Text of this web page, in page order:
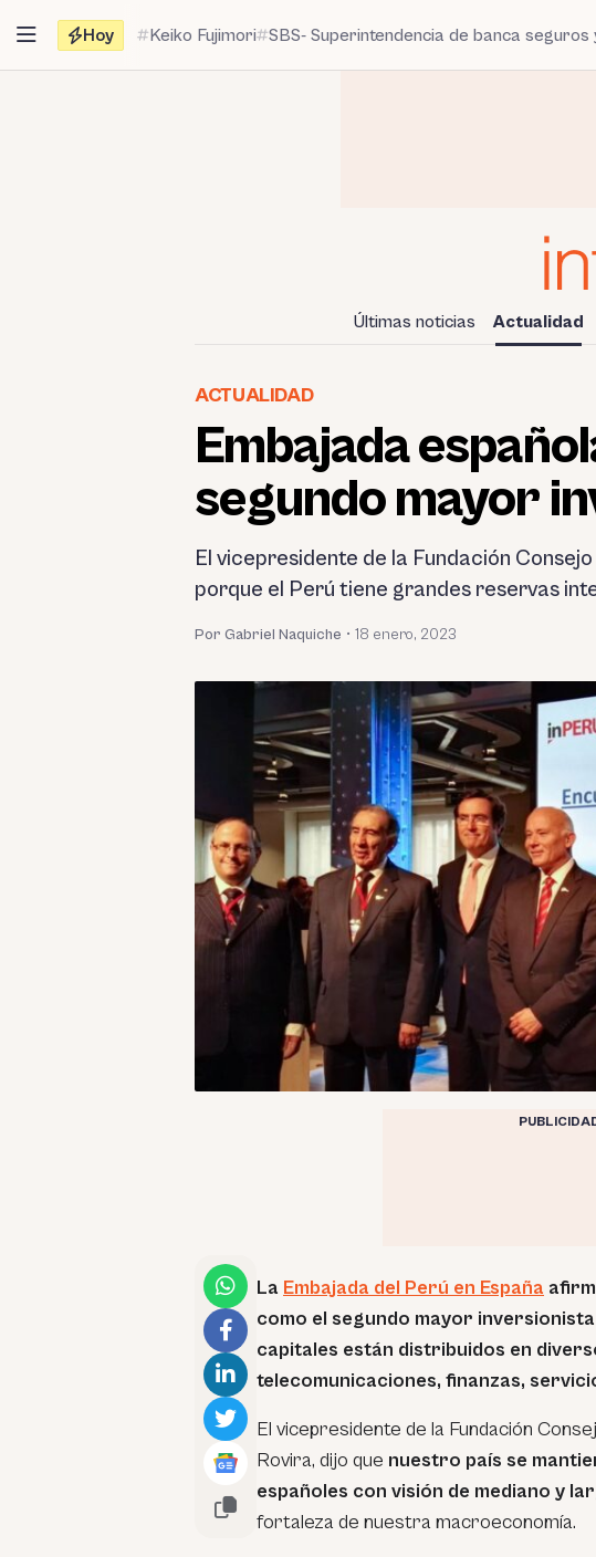
contenido
Hoy Keiko Fujimori SBS- Superintendencia de banca seguros
Últimas noticias Actualidad
ACTUALIDAD
Embajada
segundo mayor
El vicepresidente de la Fundación
porque el Perú tiene grandes reservas
Por Gabriel Naquiche • 18 enero, 2023
La Embajada del Perú en España
como el segundo mayor
capitales están distribuidos en
telecomunicaciones, finanzas,
El vicepresidente de la Fundación
Rovira, dijo que nuestro país se
españoles con visión de mediano y
fortaleza de nuestra macroeconomía.